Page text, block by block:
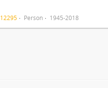
Person 1945-2018